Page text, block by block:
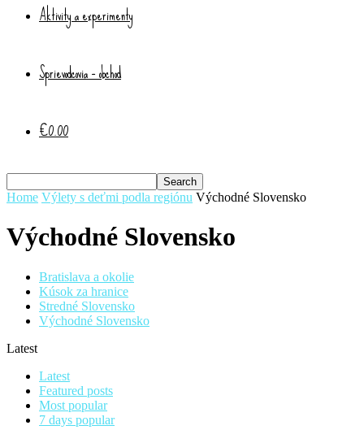
Aktivity a experimenty
Sprievodcovia – obchod
€0.00
Home Výlety s deťmi podla regiónu Východné Slovensko
Východné Slovensko
Bratislava a okolie
Kúsok za hranice
Stredné Slovensko
Východné Slovensko
Latest
Latest
Featured posts
Most popular
7 days popular